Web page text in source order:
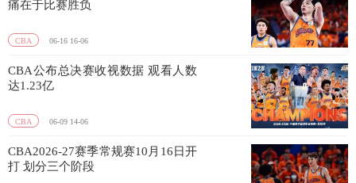
痛在于比赛胜负
CBA 06-16 16-06
CBA公布总决赛收视数据 观看人数
达1.23亿
CBA 06-09 14-06
CBA2026-27赛季常规赛10月16日开
打 划分三个阶段